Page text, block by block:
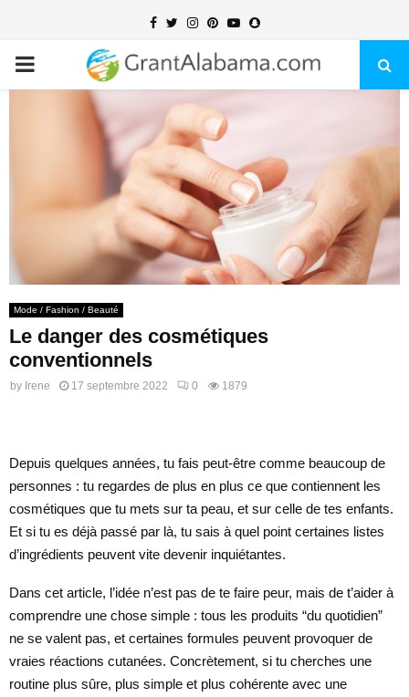
Facebook
TwitterInstagram
PinterestYoutubeSnapchat
PRIMARY
Mode / Fashion / Beauté
Le danger des cosmétiques
conventionnels
by Irene 17 septembre 2022 0 1879
Depuis quelques années, tu fais peut-être comme beaucoup de
personnes : tu regardes de plus en plus ce que contiennent les
cosmétiques que tu mets sur ta peau, et sur celle de tes enfants.
Et si tu es déjà passé par là, tu sais à quel point certaines listes
d’ingrédients peuvent vite devenir inquiétantes.
Dans cet article, l’idée n’est pas de te faire peur, mais de t’aider à
comprendre une chose simple : tous les produits “du quotidien”
ne se valent pas, et certaines formules peuvent provoquer de
vraies réactions cutanées. Concrètement, si tu cherches une
routine plus sûre, plus simple et plus cohérente avec une